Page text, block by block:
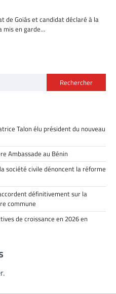
de Goiás et candidat déclaré à la
mis en garde…
Rechercher
Talon élu président du nouveau
Ambassade au Bénin
société civile dénoncent la réforme
définitivement sur la
commune
de croissance en 2026 en